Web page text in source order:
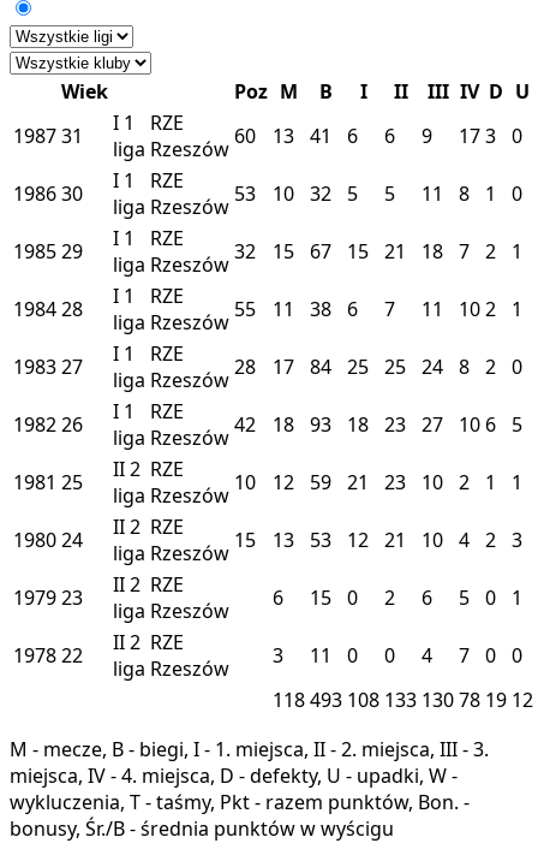
Wiek Poz M B I II III IV D U
198731 I 1
liga
RZE
Rzeszów 60 13 41 6 6 9 173 0
198630 I 1
liga
RZE
Rzeszów 53 10 32 5 5 11 8 1 0
198529 I 1
liga
RZE
Rzeszów32 15 67 15 21 18 7 2 1
198428 I 1
liga
RZE
Rzeszów 55 11 38 6 7 11 102 1
198327 I 1
liga
RZE
Rzeszów28 17 84 25 25 24 8 2 0
198226 I 1
liga
RZE
Rzeszów42 18 93 18 23 27 10 6 5
1981 25 II2
liga
RZE
Rzeszów 10 12 59 21 23 10 2 1 1
198024 II2
liga
RZE
Rzeszów 15 13 53 12 21 10 4 2 3
197923 II2
liga
RZE
Rzeszów
6 15 0 2 6 5 0 1
197822 II2
liga
RZE
Rzeszów
3 11 0 0 4 7 0 0
118493 108 133 13078 19 12
M - mecze, B - biegi, I - 1. miejsca, II - 2. miejsca, III - 3.
miejsca, IV - 4. miejsca, D - defekty, U - upadki, W -
wykluczenia, T - taśmy, Pkt - razem punktów, Bon. -
bonusy, Śr./B - średnia punktów w wyścigu